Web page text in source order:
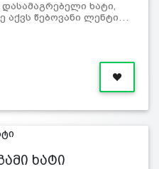
დასამაგრებელი ხატი,
აქვს წებოვანი ლენტი…
ხატი